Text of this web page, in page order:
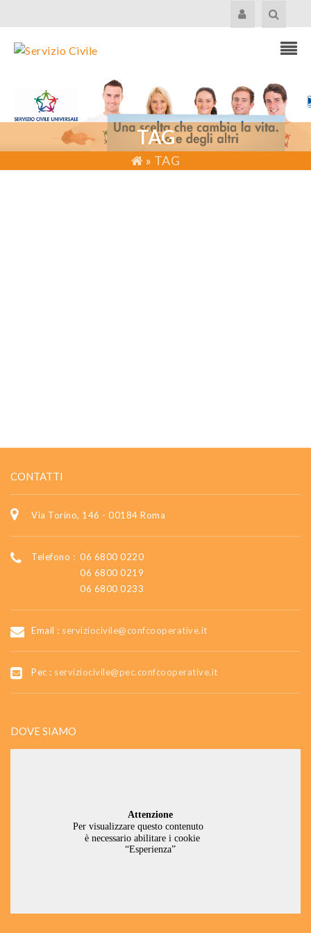
TAG
» TAG
CONTATTI
Via Torino, 146 - 00184 Roma
Telefono : 06 6800 0220
06 6800 0219
06 6800 0233
Email : serviziocivile@confcooperative.it
Pec : serviziocivile@pec.confcooperative.it
DOVE SIAMO